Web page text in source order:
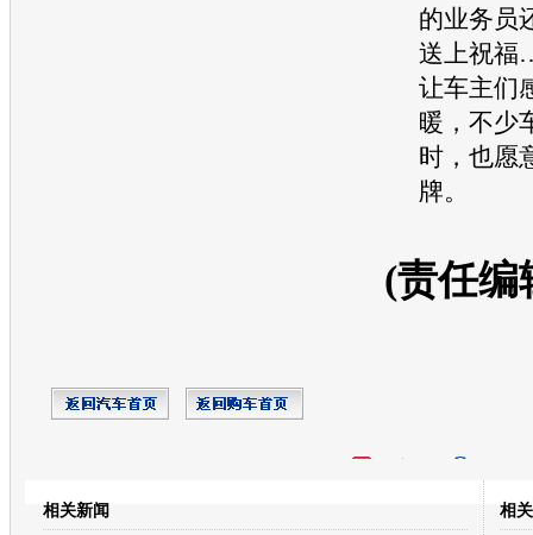
的业务员
送上祝
让车主们
暖，不少
时，也愿
牌。
(责任编
相关新闻 相